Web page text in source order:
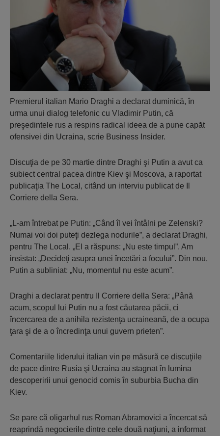
Premierul italian Mario Draghi a declarat duminică, în
urma unui dialog telefonic cu Vladimir Putin, că
preşedintele rus a respins radical ideea de a pune capăt
ofensivei din Ucraina, scrie Business Insider.
Discuţia de pe 30 martie dintre Draghi şi Putin a avut ca
subiect central pacea dintre Kiev şi Moscova, a raportat
publicaţia The Local, citând un interviu publicat de Il
Corriere della Sera.
„L-am întrebat pe Putin: „Când îl vei întâlni pe Zelenski?
Numai voi doi puteţi dezlega nodurile”, a declarat Draghi,
pentru The Local. „El a răspuns: „Nu este timpul”. Am
insistat: „Decideţi asupra unei încetări a focului”. Din nou,
Putin a subliniat: „Nu, momentul nu este acum”.
Draghi a declarat pentru Il Corriere della Sera: „Până
acum, scopul lui Putin nu a fost căutarea păcii, ci
încercarea de a anihila rezistenţa ucraineană, de a ocupa
ţara şi de a o încredinţa unui guvern prieten”.
Comentariile liderului italian vin pe măsură ce discuţiile
de pace dintre Rusia şi Ucraina au stagnat în lumina
descoperirii unui genocid comis în suburbia Bucha din
Kiev.
Se pare că oligarhul rus Roman Abramovici a încercat să
reaprindă negocierile dintre cele două naţiuni, a informat